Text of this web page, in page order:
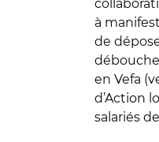
à
de
en Vefa
d’Action
salariés